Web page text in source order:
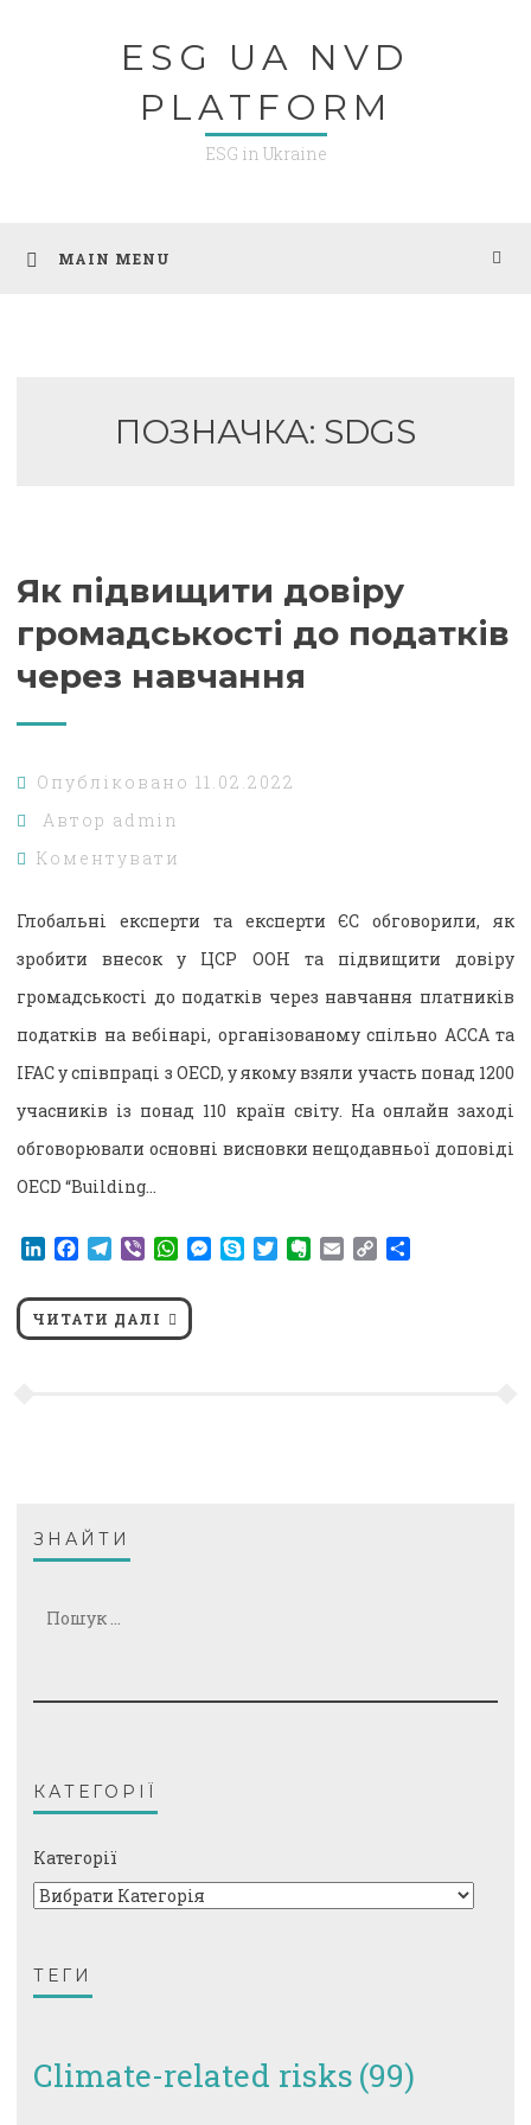
ESG UA NVD
PLATFORM
ESG in Ukraine
MAIN MENU
ПОЗНАЧКА: SDGS
Як підвищити довіру
громадськості до податків
через навчання
Опубліковано 11.02.2022
Автор admin
Коментувати
Глобальні експерти та експерти ЄС обговорили, як
зробити внесок у ЦСР ООН та підвищити довіру
громадськості до податків через навчання платників
податків на вебінарі, організованому спільно ACCA та
IFAC у співпраці з OECD, у якому взяли участь понад 1200
учасників із понад 110 країн світу. На онлайн заході
обговорювали основні висновки нещодавньої доповіді
OECD “Building…
LinkedIn
Facebook
Telegram
ViberWhatsApp
Messenger
SkypeTwitterEvernote
EmailCopy
ЧИТАТИ ДАЛІ
ЗНАЙТИ
КАТЕГОРІЇ
Категорії
ТЕГИ
Climate-related risks (99)